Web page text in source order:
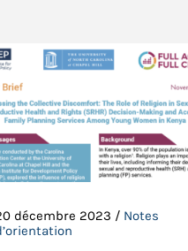
décembre 2023 / Notes